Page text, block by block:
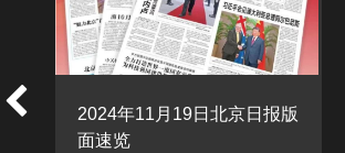
2024年11月19日北京日报版
面速览